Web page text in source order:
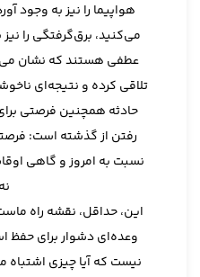
هواپیما را نیز به وجود
می‌کنید، برق‌گرفتگی را
عطفی هستند که نشان
تلاقی کرده و نتیجه‌ای
حادثه همچنین فرصتی
رفتن از گذشته است:
نسبت به امروز و گاهی
این، حداقل، نقشه راه
وعده‌ای دشوار برای حفظ
نیست که آیا چیزی